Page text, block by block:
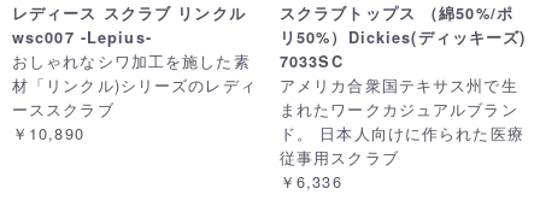
レディース スクラブ リンクル
wsc007 -Lepius-
おしゃれなシワ加工を施した素
材「リンクル)シリーズのレディ
ーススクラブ
￥10,890
スクラブトップス （綿50%/ポ
リ50%）Dickies(ディッキーズ)
7033SC
アメリカ合衆国テキサス州で生
まれたワークカジュアルブラン
ド。 日本人向けに作られた医療
従事用スクラブ
￥6,336